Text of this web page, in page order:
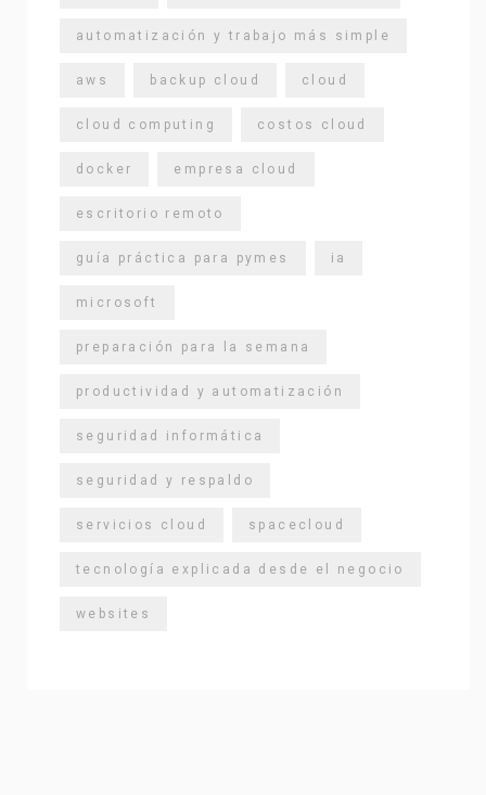
automatización y trabajo más simple
aws backup cloud cloud
cloud computing costos cloud
docker empresa cloud
escritorio remoto
guía práctica para pymes ia
microsoft
preparación para la semana
productividad y automatización
seguridad informática
seguridad y respaldo
servicios cloud spacecloud
tecnología explicada desde el negocio
websites